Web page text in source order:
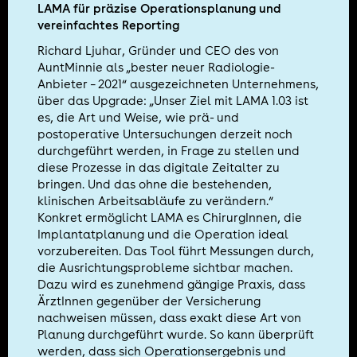
LAMA für präzise Operationsplanung und
vereinfachtes Reporting
Richard Ljuhar, Gründer und CEO des von
AuntMinnie als „bester neuer Radiologie-
Anbieter – 2021“ ausgezeichneten Unternehmens,
über das Upgrade: „Unser Ziel mit LAMA 1.03 ist
es, die Art und Weise, wie prä- und
postoperative Untersuchungen derzeit noch
durchgeführt werden, in Frage zu stellen und
diese Prozesse in das digitale Zeitalter zu
bringen. Und das ohne die bestehenden,
klinischen Arbeitsabläufe zu verändern.“
Konkret ermöglicht LAMA es ChirurgInnen, die
Implantatplanung und die Operation ideal
vorzubereiten. Das Tool führt Messungen durch,
die Ausrichtungsprobleme sichtbar machen.
Dazu wird es zunehmend gängige Praxis, dass
ÄrztInnen gegenüber der Versicherung
nachweisen müssen, dass exakt diese Art von
Planung durchgeführt wurde. So kann überprüft
werden, dass sich Operationsergebnis und